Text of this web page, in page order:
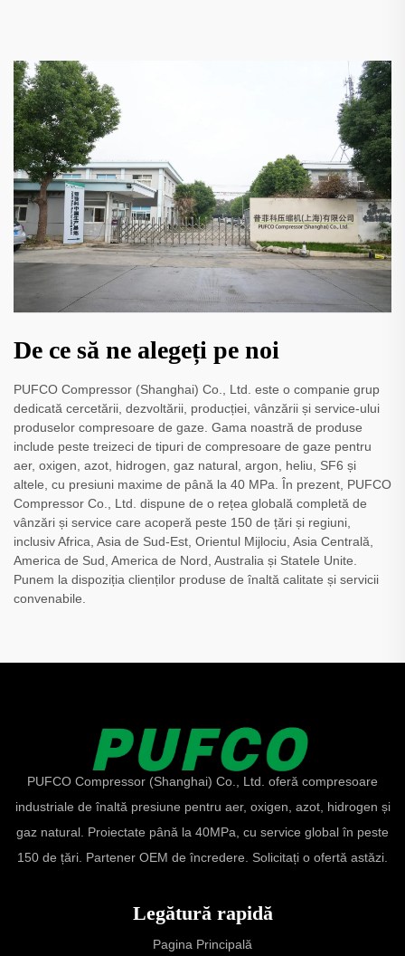
De ce să ne alegeți pe noi
PUFCO Compressor (Shanghai) Co., Ltd. este o companie grup
dedicată cercetării, dezvoltării, producției, vânzării și service-ului
produselor compresoare de gaze. Gama noastră de produse
include peste treizeci de tipuri de compresoare de gaze pentru
aer, oxigen, azot, hidrogen, gaz natural, argon, heliu, SF6 și
altele, cu presiuni maxime de până la 40 MPa. În prezent, PUFCO
Compressor Co., Ltd. dispune de o rețea globală completă de
vânzări și service care acoperă peste 150 de țări și regiuni,
inclusiv Africa, Asia de Sud-Est, Orientul Mijlociu, Asia Centrală,
America de Sud, America de Nord, Australia și Statele Unite.
Punem la dispoziția clienților produse de înaltă calitate și servicii
convenabile.
PUFCO Compressor (Shanghai) Co., Ltd. oferă compresoare
industriale de înaltă presiune pentru aer, oxigen, azot, hidrogen și
gaz natural. Proiectate până la 40MPa, cu service global în peste
150 de țări. Partener OEM de încredere. Solicitați o ofertă astăzi.
Legătură rapidă
Pagina Principală